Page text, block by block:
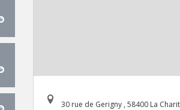
30 rue de Gerigny , 58400 La